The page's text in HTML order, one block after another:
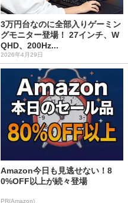
3万円台なのに全部入りゲーミン
グモニター登場！ 27インチ、W
QHD、200Hz...
2026年4月29日
Amazon今日も見逃せない！8
0%OFF以上が続々登場
PR(Amazon)